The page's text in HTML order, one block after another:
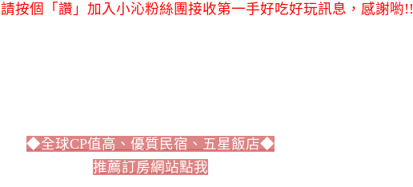
按個「讚」加入小沁粉絲團接收第一手好吃好玩訊息，感謝喲!!
◆全球CP值高、優質民宿、五星飯店◆
推薦訂房網站點我